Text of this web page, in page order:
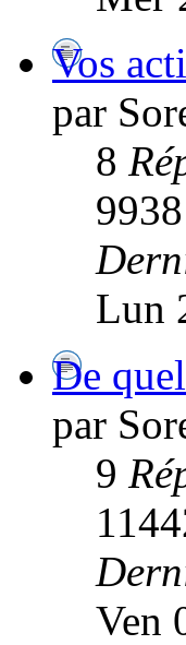
Vos
par
8
9938
Lun
De
par
9
Ven